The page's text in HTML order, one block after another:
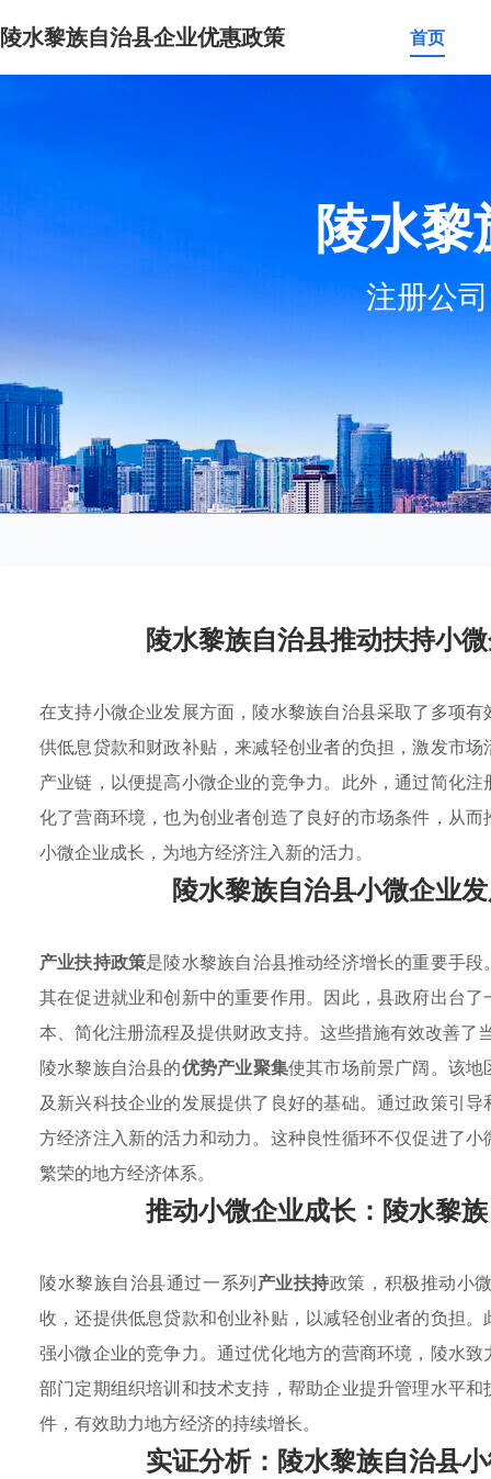
陵水黎族自治县企业优惠政策 首页
陵水
注册公
陵水黎族自治县推动扶持小
在支持小微企业发展方面，陵水黎族自治县采取了多项
供低息贷款和财政补贴，来减轻创业者的负担，激发市
产业链，以便提高小微企业的竞争力。此外，通过简化
化了营商环境，也为创业者创造了良好的市场条件，从
小微企业成长，为地方经济注入新的活力。
陵水黎族自治县小微企业
产业扶持政策是陵水黎族自治县推动经济增长的重要手
其在促进就业和创新中的重要作用。因此，县政府出台
本、简化注册流程及提供财政支持。这些措施有效改善了
陵水黎族自治县的优势产业聚集使其市场前景广阔。该
及新兴科技企业的发展提供了良好的基础。通过政策引
方经济注入新的活力和动力。这种良性循环不仅促进了
繁荣的地方经济体系。
推动小微企业成长：陵水黎
陵水黎族自治县通过一系列产业扶持政策，积极推动小
收，还提供低息贷款和创业补贴，以减轻创业者的负担
强小微企业的竞争力。通过优化地方的营商环境，陵水
部门定期组织培训和技术支持，帮助企业提升管理水平
件，有效助力地方经济的持续增长。
实证分析：陵水黎族自治县